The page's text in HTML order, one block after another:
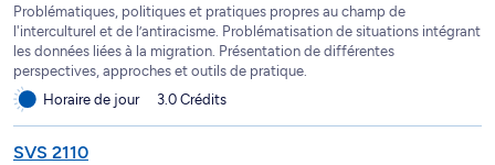
Problématiques, politiques et pratiques propres au champ de
l'interculturel et de l’antiracisme. Problématisation de situations intégrant
les données liées à la migration. Présentation de différentes
perspectives, approches et outils de pratique.
Horaire de jour
3.0 Crédits
SVS 2110